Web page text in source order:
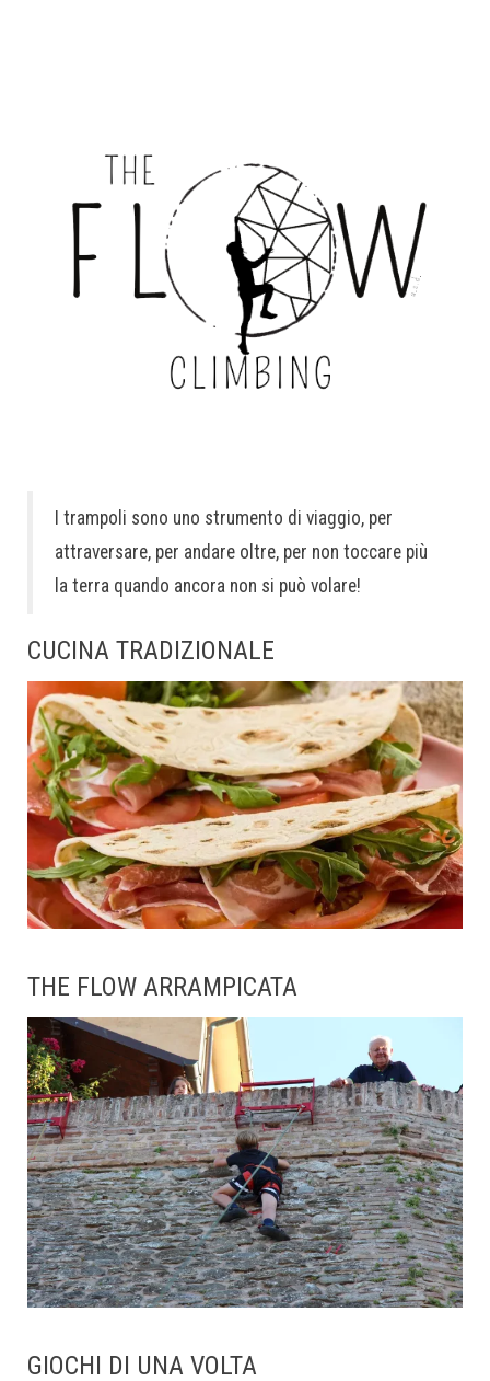
I trampoli sono uno strumento di viaggio, per
attraversare, per andare oltre, per non toccare più
la terra quando ancora non si può volare!
CUCINA TRADIZIONALE
THE FLOW ARRAMPICATA
GIOCHI DI UNA VOLTA